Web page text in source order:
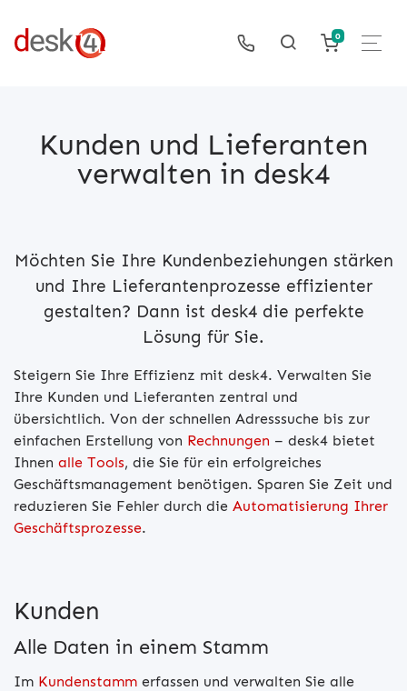
0
Kunden und Lieferanten
verwalten in desk4
Möchten Sie Ihre Kundenbeziehungen stärken
und Ihre Lieferantenprozesse effizienter
gestalten? Dann ist desk4 die perfekte
Lösung für Sie.
Steigern Sie Ihre Effizienz mit desk4. Verwalten Sie
Ihre Kunden und Lieferanten zentral und
übersichtlich. Von der schnellen Adresssuche bis zur
einfachen Erstellung von Rechnungen – desk4 bietet
Ihnen alle Tools, die Sie für ein erfolgreiches
Geschäftsmanagement benötigen. Sparen Sie Zeit und
reduzieren Sie Fehler durch die Automatisierung Ihrer
Geschäftsprozesse.
Kunden
Alle Daten in einem Stamm
Im Kundenstamm erfassen und verwalten Sie alle